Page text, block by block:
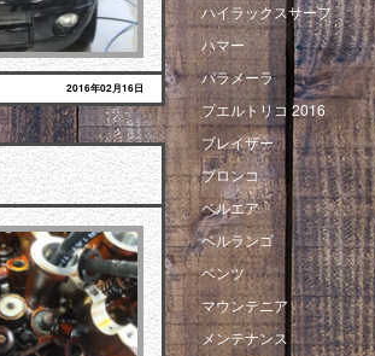
2016年02月16日
ハイラックスサーフ
ハマー
パラメーラ
プエルトリコ 2016
ブレイザー
ブロンコ
ベルエア
ベルランゴ
ベンツ
マウンテニア
メンテナンス